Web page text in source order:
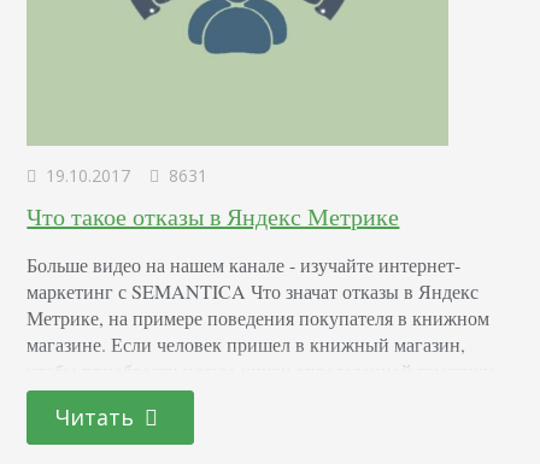
19.10.2017 8631
Что такое отказы в Яндекс Метрике
Больше видео на нашем канале - изучайте интернет-
маркетинг с SEMANTICA Что значат отказы в Яндекс
Метрике, на примере поведения покупателя в книжном
магазине. Если человек пришел в книжный магазин,
чтобы приобрести новую книгу определенной тематики,
он скорее всего выбирает ту, которая привлекла его
внимание заголовком, оформлением или знакомым
автором. Можно ли по поведению посетителя определить
Читать